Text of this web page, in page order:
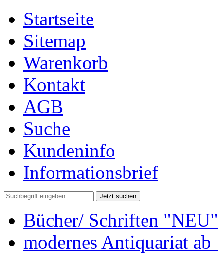
Startseite
Sitemap
Warenkorb
Kontakt
AGB
Suche
Kundeninfo
Informationsbrief
Jetzt suchen
Bücher/ Schriften "NEU"
modernes Antiquariat ab